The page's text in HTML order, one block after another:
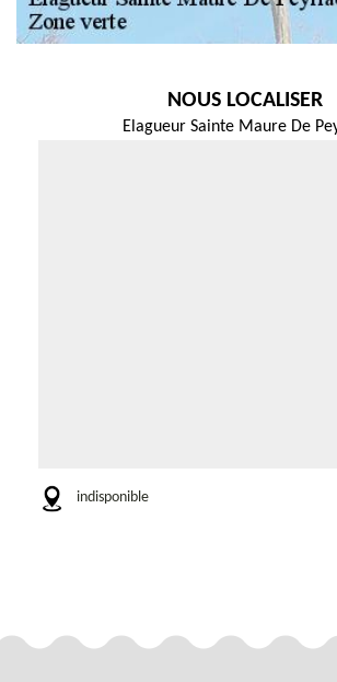
NOUS LOCALISER
Elagueur Sainte Maure De
indisponible